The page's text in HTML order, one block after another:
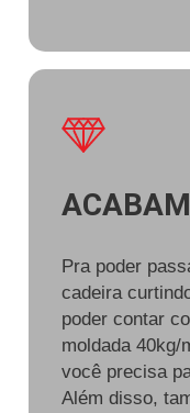
Pra poder
cadeira
poder contar
moldada 40kg/
você precisa
Além disso,